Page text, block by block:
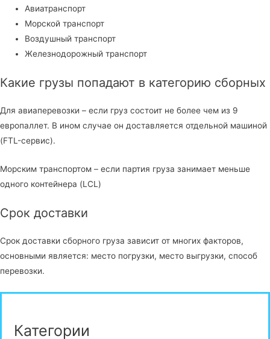
Авиатранспорт
Морской транспорт
Воздушный транспорт
Железнодорожный транспорт
Какие грузы попадают в категорию сборных
Для авиаперевозки – если груз состоит не более чем из 9
европаллет. В ином случае он доставляется отдельной машиной
(FTL-сервис).
Морским транспортом – если партия груза занимает меньше
одного контейнера (LCL)
Срок доставки
Срок доставки сборного груза зависит от многих факторов,
основными является: место погрузки, место выгрузки, способ
перевозки.
Категории